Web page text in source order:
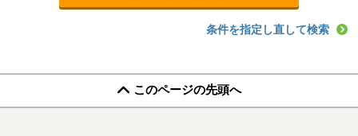
条件を指定し直して検索
このページの先頭へ